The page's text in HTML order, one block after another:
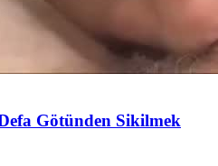
Götünden Sikilmek